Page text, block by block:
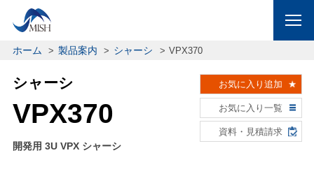
ホーム 製品案内 シャーシ VPX370
シャーシ
VPX370
開発用 3U VPX シャーシ
お気に入り追加
お気に入り一覧
資料・見積請求